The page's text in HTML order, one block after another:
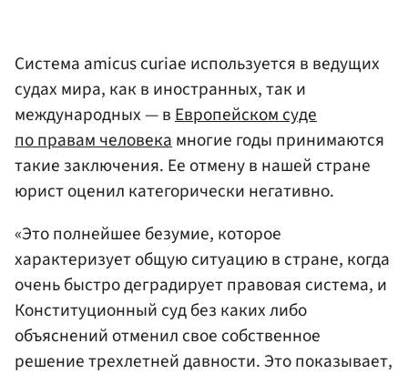
Система amicus curiae используется в ведущих
судах мира, как в иностранных, так и
международных — вЕвропейском суде
по правам человекамногие годы принимаются
такие заключения. Ее отмену в нашей стране
юрист оценил категорически негативно.
«Это полнейшее безумие, которое
характеризует общую ситуацию в стране, когда
очень быстро деградирует правовая система, и
Конституционный суд без каких либо
объяснений отменил свое собственное
решение трехлетней давности. Это показывает,